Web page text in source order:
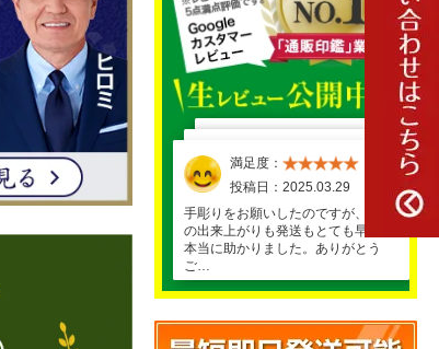
満足度：
投稿日：2025.03.17
満足度：
投稿日：2025.03.29
手彫りをお願いしたのですが、商品
の出来上がりも発送もとても早くて
本当に助かりました。ありがとう
ご…
満足度：
投稿日：2025.03.26
満足度：
投稿日：2025.03.30
満足度：
投稿日：2025.04.01